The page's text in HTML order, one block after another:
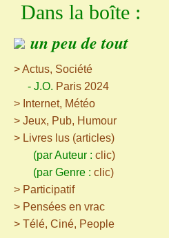
Dans la boîte :
un peu de tout
> Actus, Société
- J.O. Paris 2024
> Internet, Météo
> Jeux, Pub, Humour
> Livres lus (articles)
(par Auteur : clic)
(par Genre : clic)
> Participatif
> Pensées en vrac
> Télé, Ciné, People